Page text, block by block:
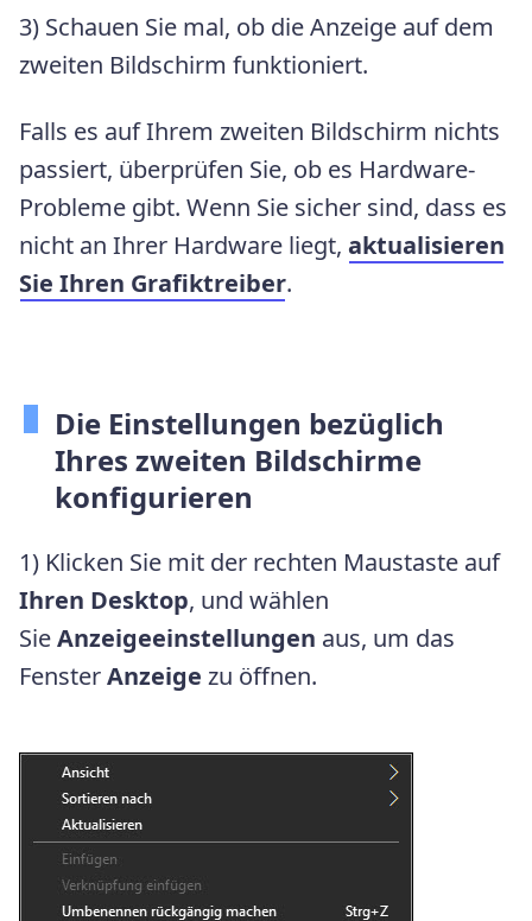
3) Schauen Sie mal, ob die Anzeige auf dem
zweiten Bildschirm funktioniert.
Falls es auf Ihrem zweiten Bildschirm nichts
passiert, überprüfen Sie, ob es Hardware-
Probleme gibt. Wenn Sie sicher sind, dass es
nicht an Ihrer Hardware liegt, aktualisieren
Sie Ihren Grafiktreiber.
Die Einstellungen bezüglich
Ihres zweiten Bildschirme
konfigurieren
1) Klicken Sie mit der rechten Maustaste auf
Ihren Desktop, und wählen
SieAnzeigeeinstellungen aus, um das
FensterAnzeige zu öffnen.